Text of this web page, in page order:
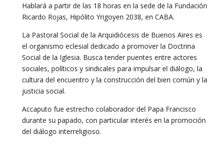
Hablará a partir de las 18 horas en la sede de la Fundación
Ricardo Rojas, Hipólito Yrigoyen 2038, en CABA.
La Pastoral Social de la Arquidiócesis de Buenos Aires es
el organismo eclesial dedicado a promover la Doctrina
Social de la Iglesia. Busca tender puentes entre actores
sociales, políticos y sindicales para impulsar el diálogo, la
cultura del encuentro y la construcción del bien común y la
justicia social.
Accaputo fue estrecho colaborador del Papa Francisco
durante su papado, con particular interés en la promoción
del diálogo interreligioso.